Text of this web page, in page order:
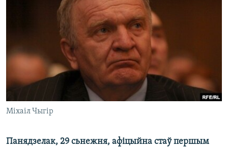
НА ХВАЛЯХ СВАБОДЫ
Міхаіл Чыгір
Панядзелак, 29 сьнежня, афіцыйна стаў першым